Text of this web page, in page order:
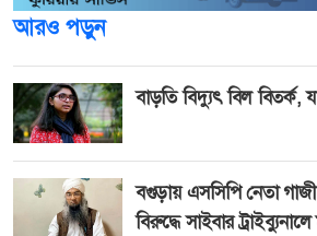
আরও পড়ুন
বাড়তি বিদ্যুৎ বিল বিতর্ক,
বগুড়ায় এসসিপি নেতা গাজী
বিরুদ্ধে সাইবার